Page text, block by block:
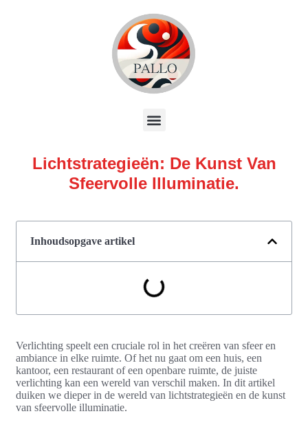
Lichtstrategieën: De Kunst Van
Sfeervolle Illuminatie.
Inhoudsopgave artikel
Verlichting speelt een cruciale rol in het creëren van sfeer en
ambiance in elke ruimte. Of het nu gaat om een huis, een
kantoor, een restaurant of een openbare ruimte, de juiste
verlichting kan een wereld van verschil maken. In dit artikel
duiken we dieper in de wereld van lichtstrategieën en de kunst
van sfeervolle illuminatie.